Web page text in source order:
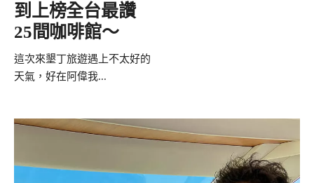
到上榜全台最讚
25間咖啡館～
這次來墾丁旅遊遇上不太好的
天氣，好在阿偉我...